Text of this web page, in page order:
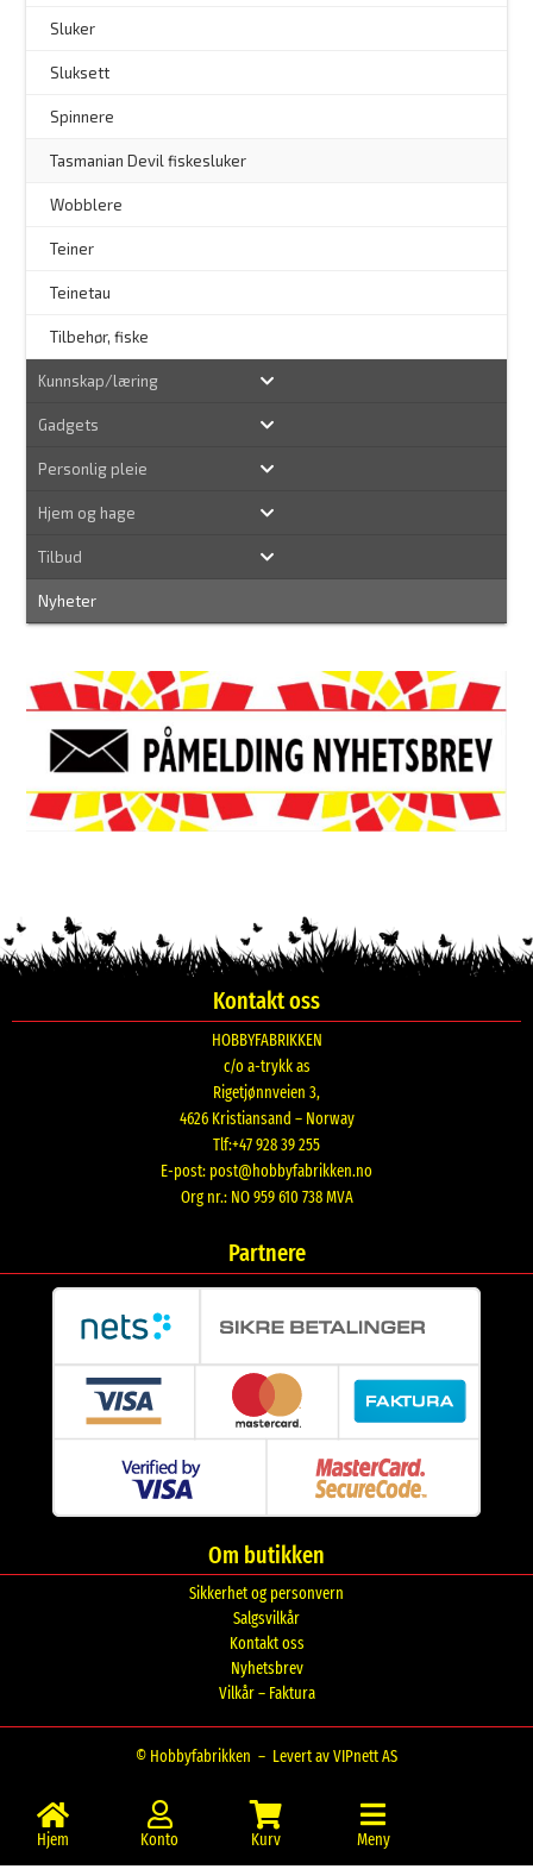
Sluker
Sluksett
Spinnere
Tasmanian Devil fiskesluker
Wobblere
Teiner
Teinetau
Tilbehør, fiske
Kunnskap/læring
Gadgets
Personlig pleie
Hjem og hage
Tilbud
Nyheter
Kontakt oss
HOBBYFABRIKKEN
c/o a-trykk as
Rigetjønnveien 3,
4626 Kristiansand – Norway
Tlf:+47 928 39 255
E-post: post@hobbyfabrikken.no
Org nr.: NO 959 610 738 MVA
Partnere
Om butikken
Sikkerhet og personvern
Salgsvilkår
Kontakt oss
Nyhetsbrev
Vilkår – Faktura
© Hobbyfabrikken – Levert av VIPnett AS
Hjem Konto Kurv Meny